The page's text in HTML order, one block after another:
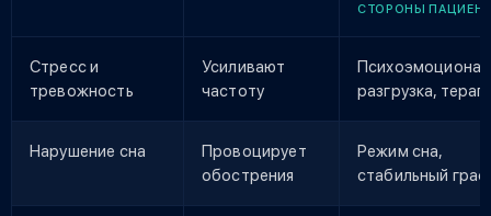
СТОРОНЫ
Стресс и
тревожность
Усиливают
частоту
разгрузка,
Нарушение сна
Провоцирует
обострения
Режим сна,
стабильный